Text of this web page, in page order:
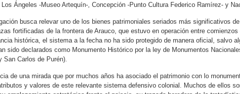
Ángeles -Museo Artequín-, Concepción -Punto Cultura Federico Ramírez- y
busca relevar uno de los bienes patrimoniales seriados más significativos
fortificadas de la frontera de Arauco, que estuvo en operación entre
histórica, el sistema a la fecha no ha sido protegido de manera oficial, salvo
sido declarados como Monumento Histórico por la ley de Monumentos
San Carlos de Purén).
de una mirada que por muchos años ha asociado el patrimonio con lo
y valores de este relevante sistema defensivo colonial. Muchos de ellos